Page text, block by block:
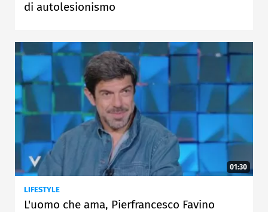
di autolesionismo
01:30
LIFESTYLE
L'uomo che ama, Pierfrancesco Favino